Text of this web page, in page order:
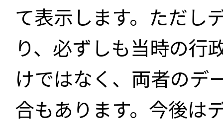
て表示します。ただし
り、必ずしも当時の行
けではなく、両者のデ
合もあります。今後は